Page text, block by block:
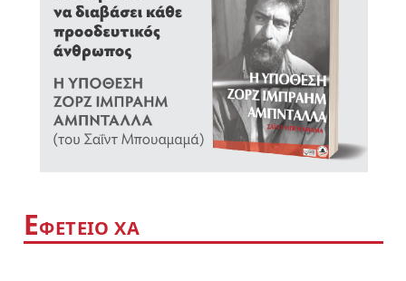
ΕΦΕΤΕΙΟ ΧΑ